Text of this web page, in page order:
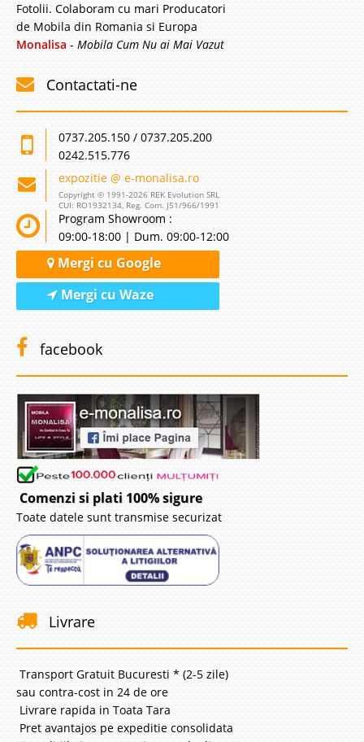
Mobila Dormitor Orion
pretul foarte avantajos dar si prin calitatea materialelor folosite.
flexibile. Dormitorul Orion te farmeca inca ..
2.420 Lei
Pret Redus2.020 Lei
Stoc Epuizat - Indisponibil
Adauga la Favorite
Mobila Dormitor Vian
Mobila Dormitor Ieftina Vian - Transport gratuit Bucuresti Dormitorul Vian
atrage cu frumusetea decorului din stejar natural. Designul este
consolidat prin decoratiuni delicate albe, insertii ce dau modelului
originalitate pe un stil modern. Linia de design..
2.150 Lei
Fotolii. Colaboram cu mari Producatori
de Mobila din Romania si Europa
Monalisa - Mobila Cum Nu ai Mai Vazut
Contactati-ne
0737.205.150 / 0737.205.200
0242.515.776
expozitie @ e-monalisa.ro
Copyright © 1991-2026 REK Evolution SRL
CUI: RO1932134, Reg. Com. J51/966/1991
Program Showroom :
09:00-18:00 | Dum. 09:00-12:00
Mergi cu Google
Mergi cu Waze
facebook
Comenzi si plati 100% sigure
Toate datele sunt transmise securizat
Livrare
Transport Gratuit Bucuresti * (2-5 zile)
sau contra-cost in 24 de ore
Livrare rapida in Toata Tara
Pret avantajos pe expeditie consolidata